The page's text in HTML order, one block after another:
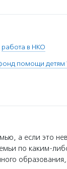
работа в НКО
помощи
а если это
по каким-